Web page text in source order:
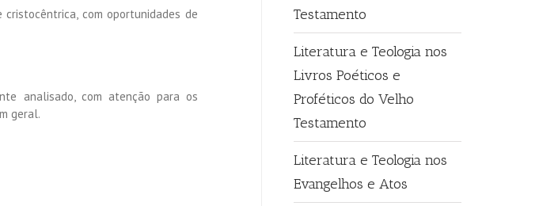
com oportunidades de
analisado, com atenção para os
geral.
Testamento
Literatura e Teologia nos
Livros Poéticos e
Proféticos do Velho
Testamento
Literatura e Teologia nos
Evangelhos e Atos